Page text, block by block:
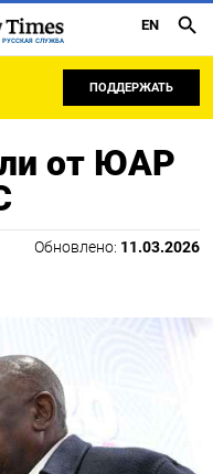
РУССКАЯ СЛУЖБА
EN
ПОДДЕРЖАТЬ
от ЮАР
Обновлено: 11.03.2026